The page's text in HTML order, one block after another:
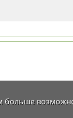
больше